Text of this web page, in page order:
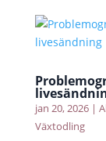
jan 20, 2026|
Växtodling